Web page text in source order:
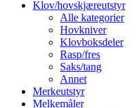
Klov/hovskjæreutstyr
Alle kategorier
Hovkniver
Klovboksdeler
Rasp/fres
Saks/tang
Annet
Merkeutstyr
Melkemåler